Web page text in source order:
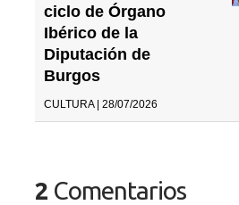
ciclo de Órgano
Ibérico de la
Diputación de
Burgos
CULTURA | 28/07/2026
2 Comentarios